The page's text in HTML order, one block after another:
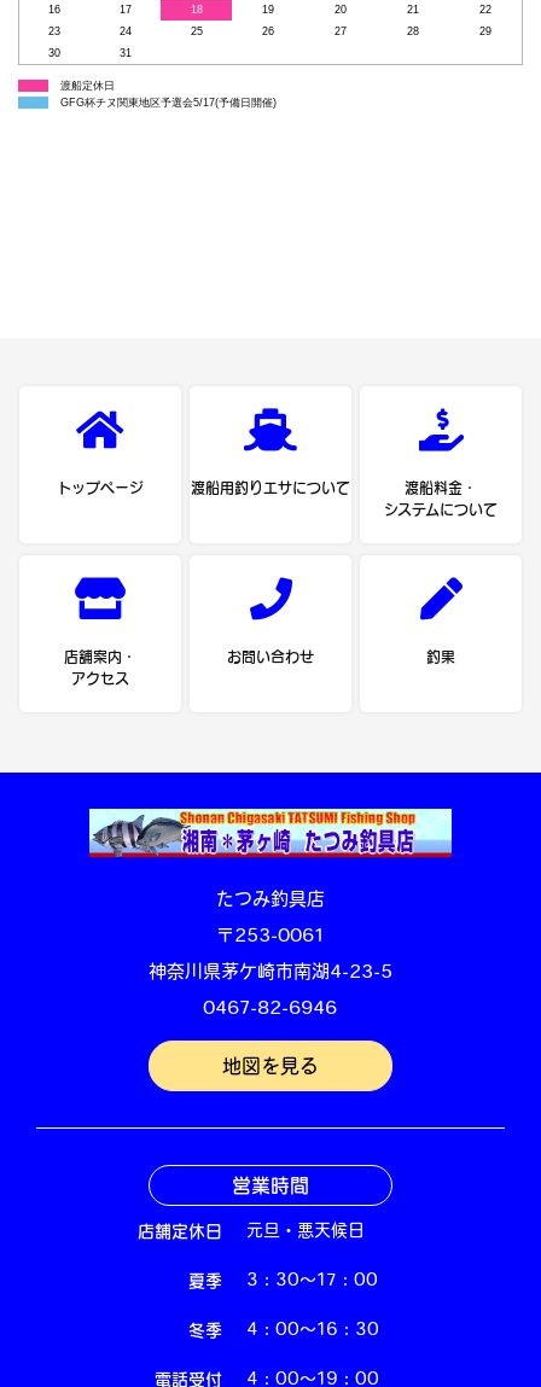
16
17 18 19 20 21
22
23
24 25 26 27 28
29
30
31
渡船定休日
GFG杯チヌ関東地区予選会5/17(予備日開催)
トップページ 渡船用釣りエサについて
渡船料金・
システムについて
店舗案内・
アクセス
お問い合わせ 釣果
たつみ釣具店
〒253-0061
神奈川県茅ケ崎市南湖4-23-5
0467-82-6946
地図を見る
営業時間
店舗定休日 元旦・悪天候日
夏季 3：30～17：00
冬季 4：00～16：30
電話受付 4：00～19：00